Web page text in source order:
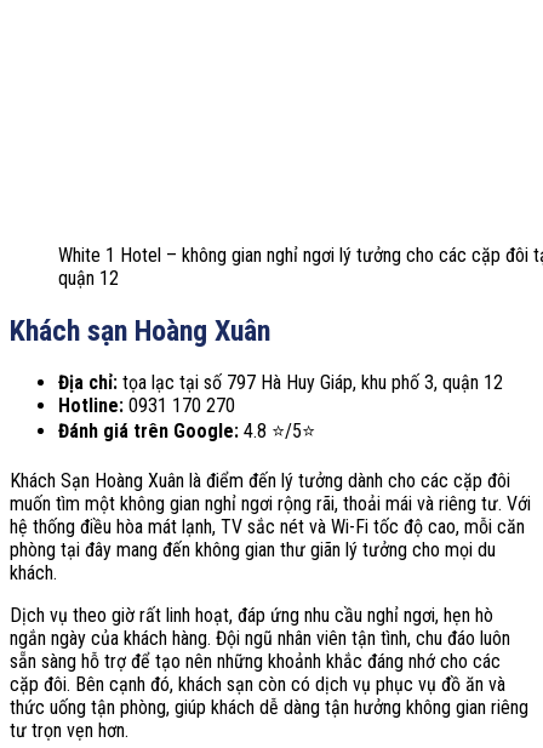
White 1 Hotel – không gian nghỉ ngơi lý tưởng cho các cặp đôi
quận 12
Khách sạn Hoàng Xuân
Địa chỉ: tọa lạc tại số 797 Hà Huy Giáp, khu phố 3, quận 12
Hotline: 0931 170 270
Đánh giá trên Google: 4.8 ⭐/5⭐
Khách Sạn Hoàng Xuân là điểm đến lý tưởng dành cho các cặp đôi
muốn tìm một không gian nghỉ ngơi rộng rãi, thoải mái và riêng tư. Với
hệ thống điều hòa mát lạnh, TV sắc nét và Wi-Fi tốc độ cao, mỗi căn
phòng tại đây mang đến không gian thư giãn lý tưởng cho mọi du
khách.
Dịch vụ theo giờ rất linh hoạt, đáp ứng nhu cầu nghỉ ngơi, hẹn hò
ngắn ngày của khách hàng. Đội ngũ nhân viên tận tình, chu đáo luôn
sẵn sàng hỗ trợ để tạo nên những khoảnh khắc đáng nhớ cho các
cặp đôi. Bên cạnh đó, khách sạn còn có dịch vụ phục vụ đồ ăn và
thức uống tận phòng, giúp khách dễ dàng tận hưởng không gian riêng
tư trọn vẹn hơn.